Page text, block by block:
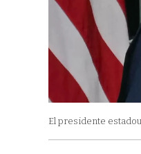
El presidente